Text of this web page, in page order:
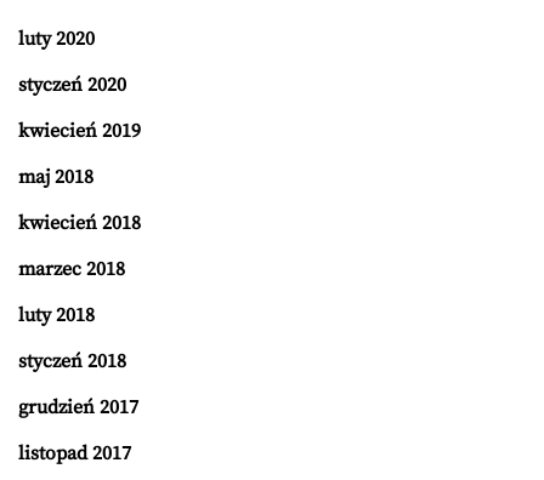
luty 2020
styczeń 2020
kwiecień 2019
maj 2018
kwiecień 2018
marzec 2018
luty 2018
styczeń 2018
grudzień 2017
listopad 2017